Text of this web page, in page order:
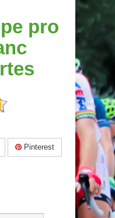
pro
Pinterest